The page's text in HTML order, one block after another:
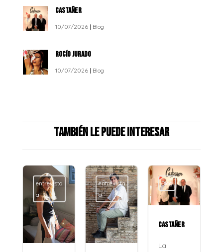
CASTAÑER
10/07/2026| Blog
ROCÍO JURADO
10/07/2026| Blog
También le puede interesar
entrevista
a
entrevista
a
Blog
CASTAÑER
La